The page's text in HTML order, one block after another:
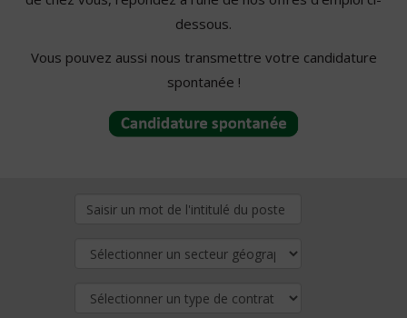
dessous.
Vous pouvez aussi nous transmettre votre candidature
spontanée !